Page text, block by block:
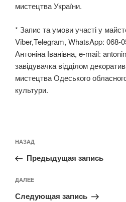
мистецтва України.
* Запис та умови участі у
Viber,Telegram, WhatsApp: 068-
Антоніна Іванівна, e-mail:
завідувачка відділом
мистецтва Одеського
культури.
по
записям
Предыдущая
запись:
НАЗАД
Предыдущая запись
Следующая
запись
ДАЛЕЕ
Следующая запись